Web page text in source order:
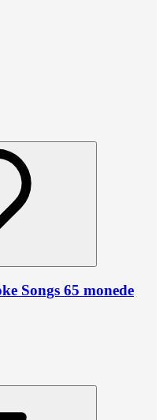
Songs 65 monede